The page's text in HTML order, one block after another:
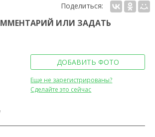
Поделиться:
ИЛИ ЗАДАТЬ
ДОБАВИТЬ ФОТО
Еще не зарегистрированы?
Сделайте это сейчас